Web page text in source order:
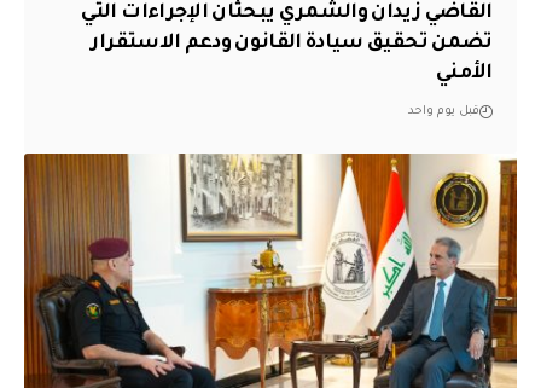
القاضي زيدان والشمري يبحثان الإجراءات التي
تضمن تحقيق سيادة القانون ودعم الاستقرار
الأمني
قبل يوم واحد